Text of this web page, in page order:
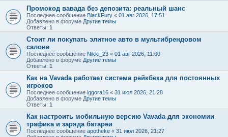
Промокод вавада без депозита: реальный шанс
Последнее сообщение BlackFury « 01 авг 2026, 17:51
Добавлено в форуме Другие темы
Ответы: 1
Стоит ли покупать элитное авто в мультибрендовом
салоне
Последнее сообщение Nikki_23 « 01 авг 2026, 11:00
Добавлено в форуме Другие темы
Ответы: 1
Как на Vavada работает система рейкбека для постоянных
игроков
Последнее сообщение iggora16 « 31 июл 2026, 21:28
Добавлено в форуме Другие темы
Ответы: 1
Как настроить мобильную версию Vavada для экономии
трафика и заряда батареи
Последнее сообщение apotheke « 31 июл 2026, 21:27